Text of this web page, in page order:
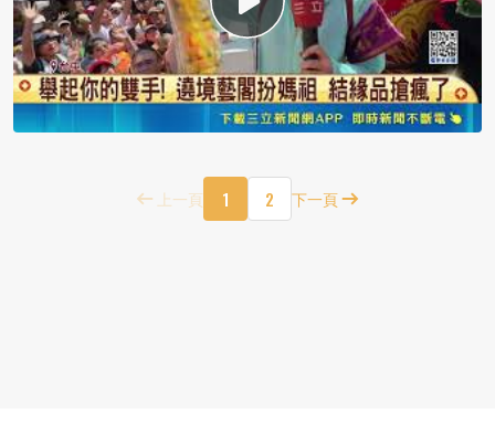
上一頁 1 2 下一頁